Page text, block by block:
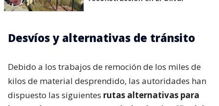
Desvíos y alternativas de tránsito
Debido a los trabajos de remoción de los miles de
kilos de material desprendido, las autoridades han
dispuesto las siguientes rutas alternativas para